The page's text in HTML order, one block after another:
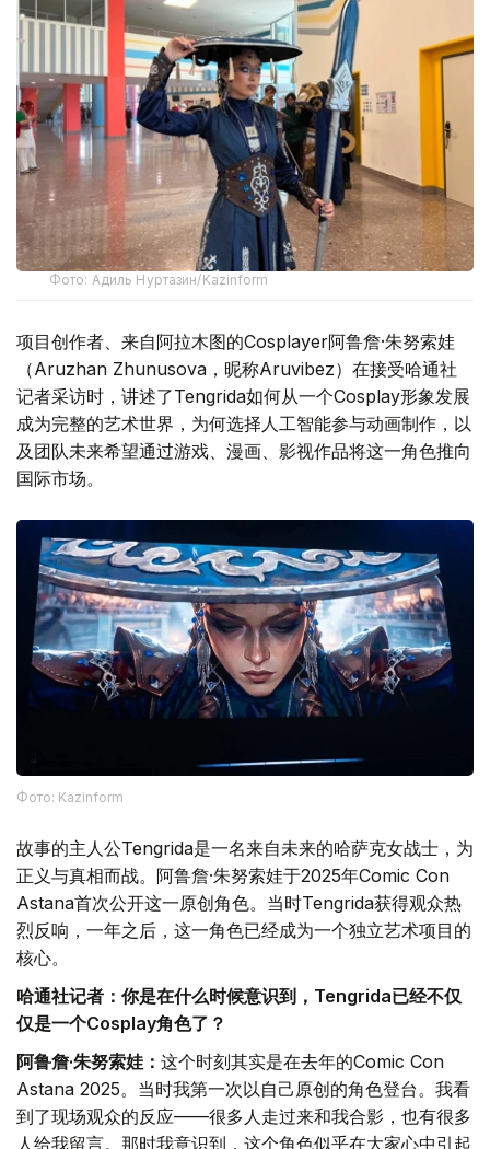
Фото: Адиль Нуртазин/Kazinform
项目创作者、来自阿拉木图的Cosplayer阿鲁詹·朱努索娃
（Aruzhan Zhunusova，昵称Aruvibez）在接受哈通社
记者采访时，讲述了Tengrida如何从一个Cosplay形象发展
成为完整的艺术世界，为何选择人工智能参与动画制作，以
及团队未来希望通过游戏、漫画、影视作品将这一角色推向
国际市场。
Фото: Kazinform
故事的主人公Tengrida是一名来自未来的哈萨克女战士，为
正义与真相而战。阿鲁詹·朱努索娃于2025年Comic Con
Astana首次公开这一原创角色。当时Tengrida获得观众热
烈反响，一年之后，这一角色已经成为一个独立艺术项目的
核心。
哈通社记者：你是在什么时候意识到，Tengrida已经不仅
仅是一个Cosplay角色了？
阿鲁詹·朱努索娃： 这个时刻其实是在去年的Comic Con
Astana 2025。当时我第一次以自己原创的角色登台。我看
到了现场观众的反应——很多人走过来和我合影，也有很多
人给我留言。那时我意识到，这个角色似乎在大家心中引起